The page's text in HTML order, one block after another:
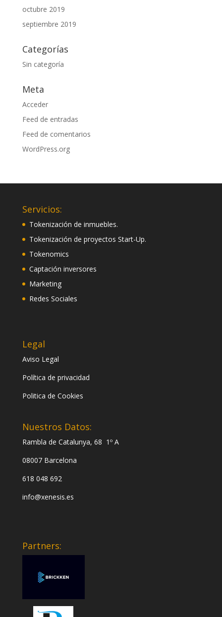
octubre 2019
septiembre 2019
Categorías
Sin categoría
Meta
Acceder
Feed de entradas
Feed de comentarios
WordPress.org
Servicios:
Tokenización de inmuebles.
Tokenización de proyectos Start-Up.
Tokenomics
Captación inversores
Marketing
Redes Sociales
Legal
Aviso Legal
Política de privacidad
Politica de Cookies
Nuestros Datos:
Rambla de Catalunya, 68 1º A
08007 Barcelona
618 048 692
info@xenesis.es
Partners: